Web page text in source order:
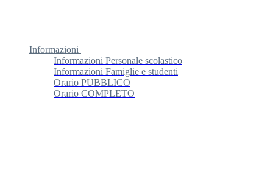
Informazioni
Informazioni Personale scolastico
Informazioni Famiglie e studenti
Orario PUBBLICO
Orario COMPLETO